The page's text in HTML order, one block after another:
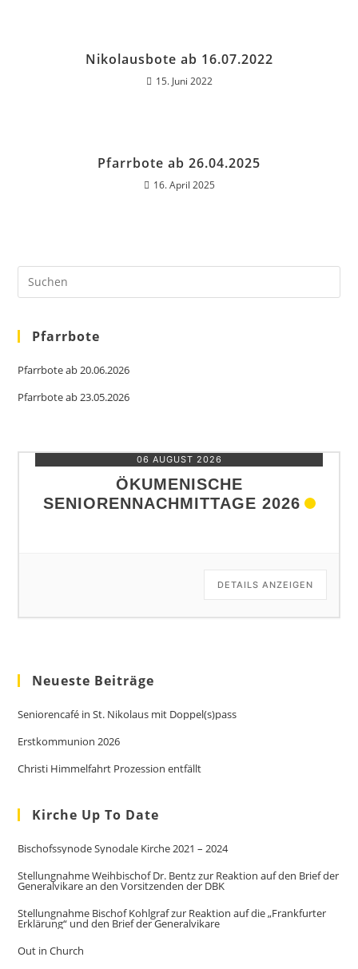
Nikolausbote ab 16.07.2022
15. Juni 2022
Pfarrbote ab 26.04.2025
16. April 2025
Pfarrbote
Pfarrbote ab 20.06.2026
Pfarrbote ab 23.05.2026
06 AUGUST 2026
ÖKUMENISCHE
SENIORENNACHMITTAGE 2026
DETAILS ANZEIGEN
Neueste Beiträge
Seniorencafé in St. Nikolaus mit Doppel(s)pass
Erstkommunion 2026
Christi Himmelfahrt Prozession entfällt
Kirche Up To Date
Bischofssynode Synodale Kirche 2021 – 2024
Stellungnahme Weihbischof Dr. Bentz zur Reaktion auf den Brief der
Generalvikare an den Vorsitzenden der DBK
Stellungnahme Bischof Kohlgraf zur Reaktion auf die „Frankfurter
Erklärung“ und den Brief der Generalvikare
Out in Church